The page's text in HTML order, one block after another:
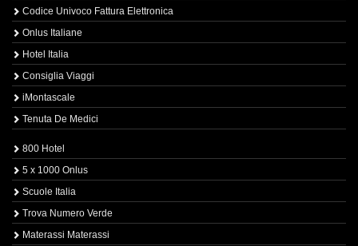
Codice Univoco Fattura Elettronica
Onlus Italiane
Hotel Italia
Consiglia Viaggi
iMontascale
Tenuta De Medici
800 Hotel
5 x 1000 Onlus
Scuole Italia
Trova Numero Verde
Materassi Materassi